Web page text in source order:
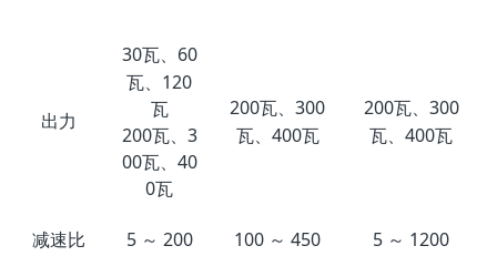
出力
30瓦、60
瓦、120
瓦
200瓦、3
00瓦、40
0瓦
200瓦、300
瓦、400瓦
200瓦、300
瓦、400瓦
减速比 5 ～ 200 100 ～ 450 5 ～ 1200